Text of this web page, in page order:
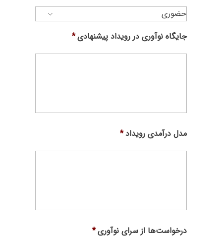
جایگاه نوآوری در رویداد پیشنهادی*
مدل درآمدی رویداد*
درخواست‌ها از سرای نوآوری*